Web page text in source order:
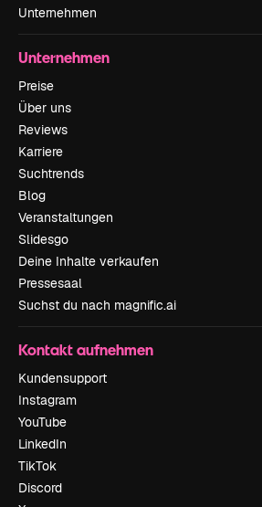
Unternehmen
Unternehmen
Preise
Über uns
Reviews
Karriere
Suchtrends
Blog
Veranstaltungen
Slidesgo
Deine Inhalte verkaufen
Pressesaal
Suchst du nach magnific.ai
Kontakt aufnehmen
Kundensupport
Instagram
YouTube
LinkedIn
TikTok
Discord